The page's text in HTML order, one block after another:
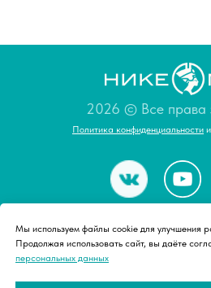
2026 © Все
Политика конфиденциальности и
О нас
Мы используем файлы cookie для улучшения
Продолжая использовать сайт, вы даёте
персональных данных